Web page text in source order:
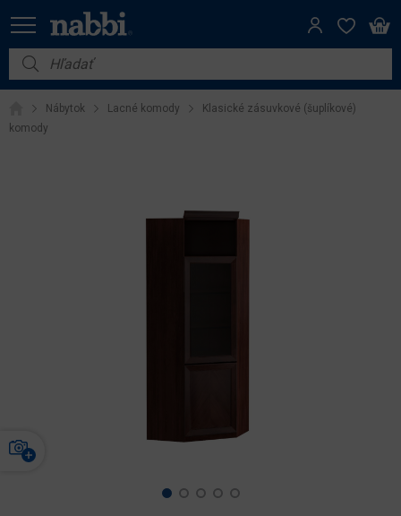
Nábytok
Vybavenie do domácnosti
Nábytok Lacné komody
Klasické zásuvkové (šuplíkové)
komody